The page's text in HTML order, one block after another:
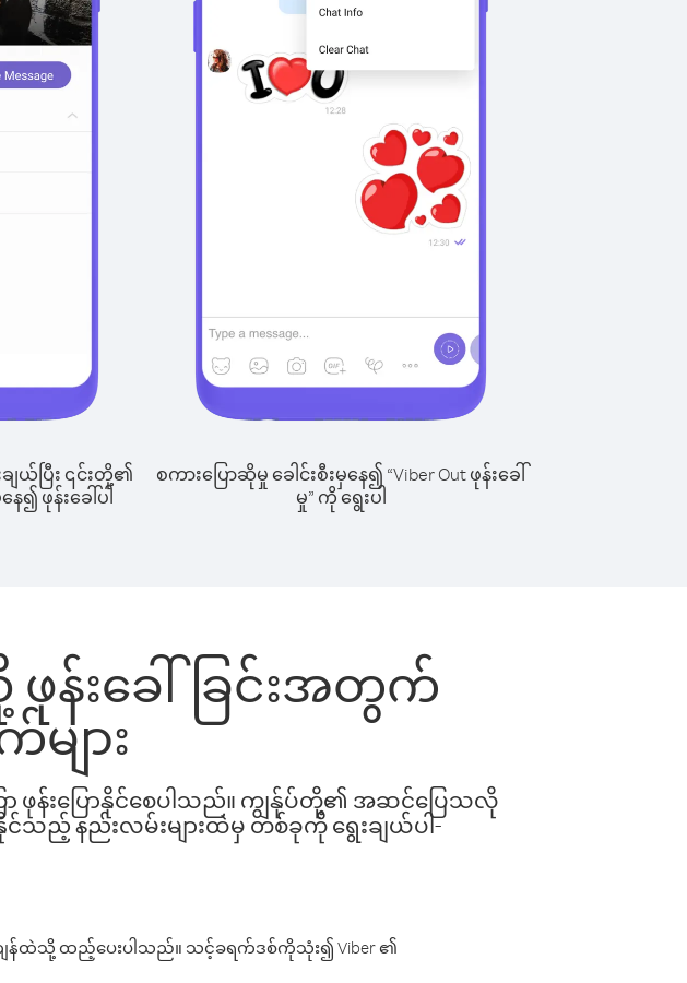
ယ်ပြီး ၎င်းတို့၏
ဖုန်းခေါ်ပါ
စကားပြောဆိုမှု ခေါင်းစီးမှနေ၍ “Viber Out ဖုန်းခေါ်
မှု” ကို ရွေးပါ
န်းခေါ်ခြင်းအတွက်
ျား
ဖုန်းပြောနိုင်စေပါသည်။ ကျွန်ုပ်တို့၏ အဆင်ပြေသလို
င်သည့် နည်းလမ်းများထဲမှ တစ်ခုကို ရွေးချယ်ပါ-
ထဲသို့ ထည့်ပေးပါသည်။ သင့်ခရက်ဒစ်ကိုသုံး၍ Viber ၏